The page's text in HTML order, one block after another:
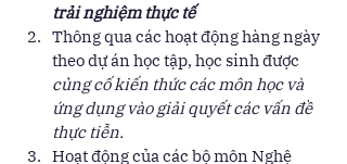
trải nghiệm thực tế
Thông qua các hoạt động hàng ngày
theo dự án học tập, học sinh được
củng cố kiến thức các môn học và
ứng dụng vào giải quyết các vấn đề
thực tiễn.
Hoạt động của các bộ môn Nghệ